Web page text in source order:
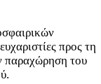
προς τη
παραχώρηση του